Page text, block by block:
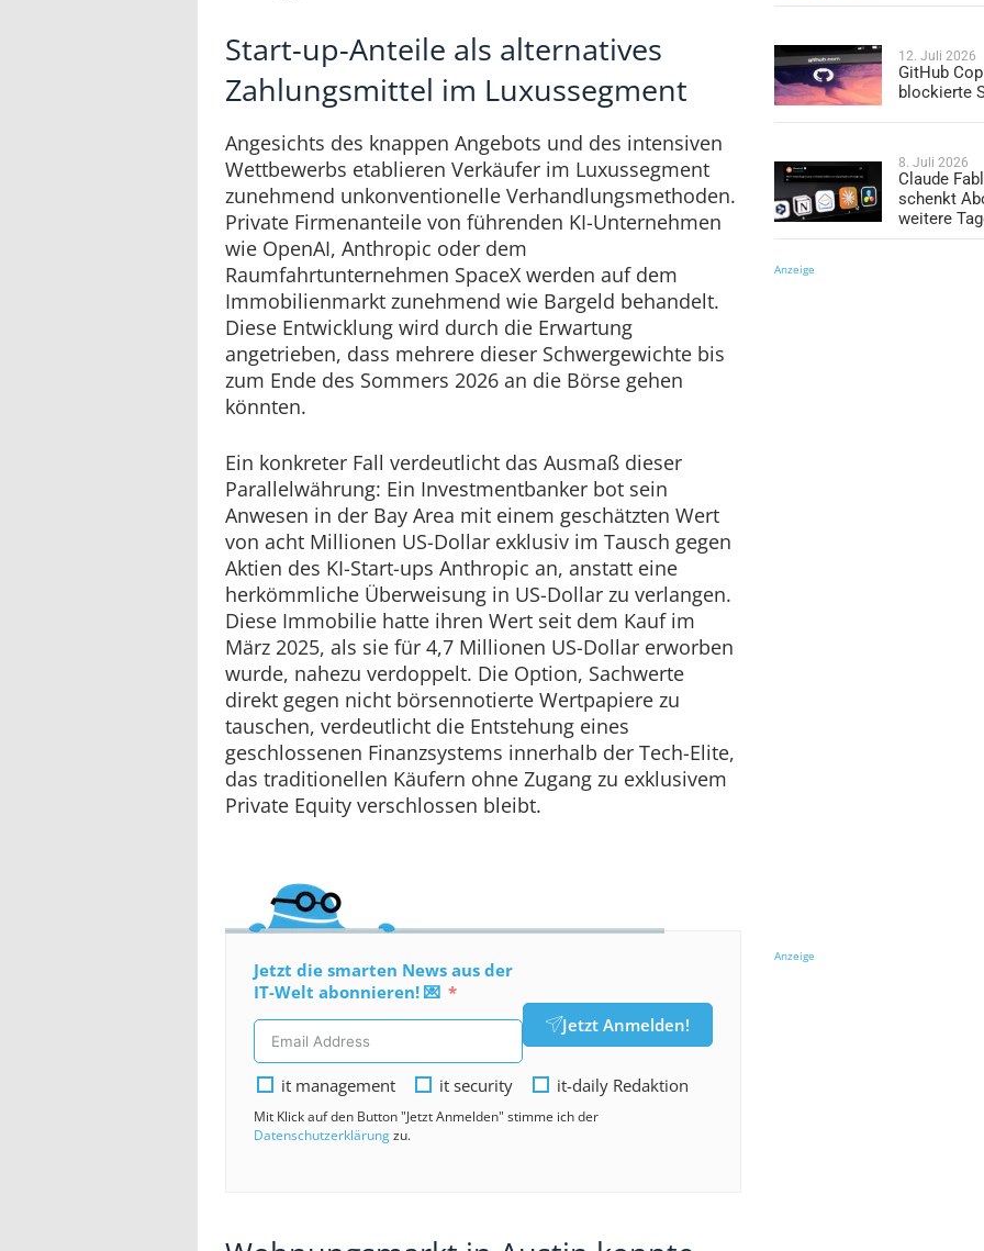
Start-up-Anteile als alternatives
Zahlungsmittel im Luxussegment
Angesichts des knappen Angebots und des intensiven
Wettbewerbs etablieren Verkäufer im Luxussegment
zunehmend unkonventionelle Verhandlungsmethoden.
Private Firmenanteile von führenden KI-Unternehmen
wie OpenAI, Anthropic oder dem
Raumfahrtunternehmen SpaceX werden auf dem
Immobilienmarkt zunehmend wie Bargeld behandelt.
Diese Entwicklung wird durch die Erwartung
angetrieben, dass mehrere dieser Schwergewichte bis
zum Ende des Sommers 2026 an die Börse gehen
könnten.
Ein konkreter Fall verdeutlicht das Ausmaß dieser
Parallelwährung: Ein Investmentbanker bot sein
Anwesen in der Bay Area mit einem geschätzten Wert
von acht Millionen US-Dollar exklusiv im Tausch gegen
Aktien des KI-Start-ups Anthropic an, anstatt eine
herkömmliche Überweisung in US-Dollar zu verlangen.
Diese Immobilie hatte ihren Wert seit dem Kauf im
März 2025, als sie für 4,7 Millionen US-Dollar erworben
wurde, nahezu verdoppelt. Die Option, Sachwerte
direkt gegen nicht börsennotierte Wertpapiere zu
tauschen, verdeutlicht die Entstehung eines
geschlossenen Finanzsystems innerhalb der Tech-Elite,
das traditionellen Käufern ohne Zugang zu exklusivem
Private Equity verschlossen bleibt.
Jetzt die smarten News aus der
IT-Welt abonnieren! 💌
Jetzt Anmelden!
it management it security it-daily Redaktion
Mit Klick auf den Button "Jetzt Anmelden" stimme ich der
Datenschutzerklärungzu.
12. Juli 2026
GitHub
blockierte
8. Juli 2026
Claude
schenkt
weitere
Anzeige
Anzeige